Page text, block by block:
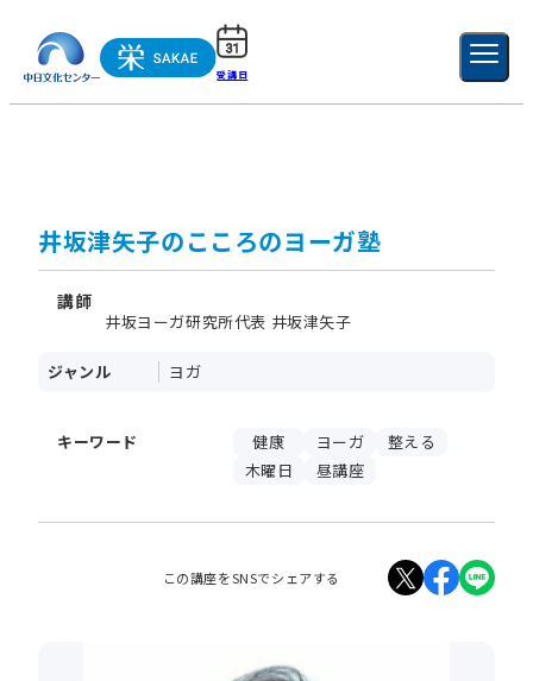
受講日 新規登録
井坂津矢子のこころのヨーガ塾
講師
井坂ヨーガ研究所代表 井坂津矢子
ジャンル ヨガ
キーワード 健康 ヨーガ
整える
木曜日
昼講座
この講座をSNSでシェアする